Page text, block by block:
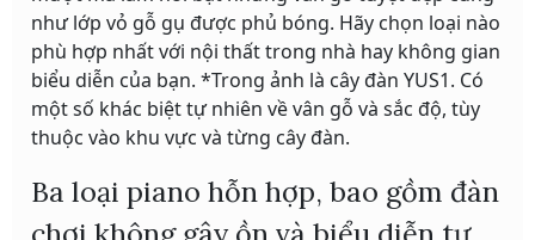
như lớp vỏ gỗ gụ được phủ bóng. Hãy chọn loại nào
phù hợp nhất với nội thất trong nhà hay không gian
biểu diễn của bạn. *Trong ảnh là cây đàn YUS1. Có
một số khác biệt tự nhiên về vân gỗ và sắc độ, tùy
thuộc vào khu vực và từng cây đàn.
Ba loại piano hỗn hợp, bao gồm đàn